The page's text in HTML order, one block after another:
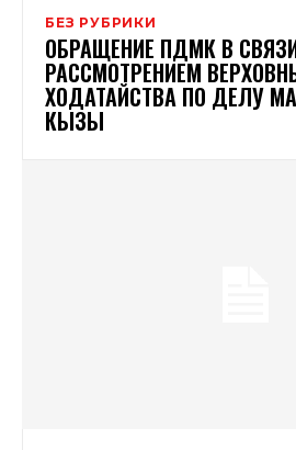
БЕЗ РУБРИКИ
ОБРАЩЕНИЕ ПДМК В
РАССМОТРЕНИЕМ
ХОДАТАЙСТВА ПО ДЕЛУ
КЫЗЫ